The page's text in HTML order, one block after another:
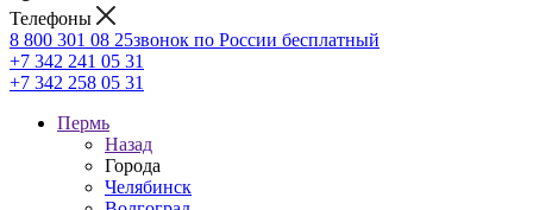
Телефоны
8 800 301 08 25звонок по России бесплатный
+7 342 241 05 31
+7 342 258 05 31
Пермь
Назад
Города
Челябинск